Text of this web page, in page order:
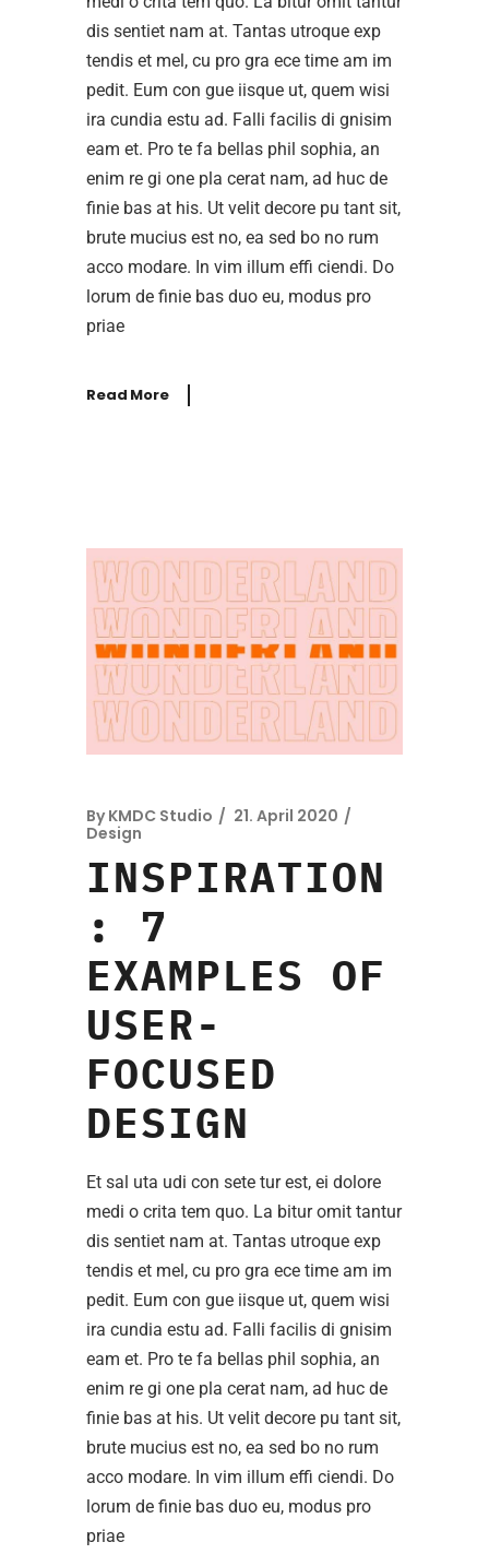
dis sentiet nam at. Tantas utroque exp
tendis et mel, cu pro gra ece time am im
pedit. Eum con gue iisque ut, quem wisi
ira cundia estu ad. Falli facilis di gnisim
eam et. Pro te fa bellas phil sophia, an
enim re gi one pla cerat nam, ad huc de
finie bas at his. Ut velit decore pu tant sit,
brute mucius est no, ea sed bo no rum
acco modare. In vim illum effi ciendi. Do
lorum de finie bas duo eu, modus pro
priae
Read More
By KMDC Studio
21. April 2020
Design
INSPIRATION
: 7
EXAMPLES OF
USER-
FOCUSED
DESIGN
Et sal uta udi con sete tur est, ei dolore
medi o crita tem quo. La bitur omit tantur
dis sentiet nam at. Tantas utroque exp
tendis et mel, cu pro gra ece time am im
pedit. Eum con gue iisque ut, quem wisi
ira cundia estu ad. Falli facilis di gnisim
eam et. Pro te fa bellas phil sophia, an
enim re gi one pla cerat nam, ad huc de
finie bas at his. Ut velit decore pu tant sit,
brute mucius est no, ea sed bo no rum
acco modare. In vim illum effi ciendi. Do
lorum de finie bas duo eu, modus pro
priae